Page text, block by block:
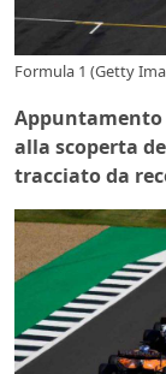
Formula 1 (Getty
Appuntamento
alla scoperta
tracciato da